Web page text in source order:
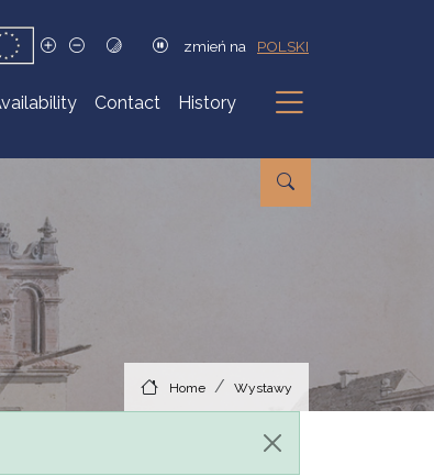
zmień na POLSKI
Contact History
Submenu
Home Wystawy